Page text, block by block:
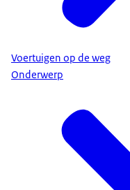
Voertuigen op de weg
Onderwerp